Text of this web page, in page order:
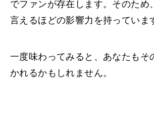
でファンが存在します。そのため
言えるほどの影響力を持っていま
一度味わってみると、あなたもそ
かれるかもしれません。